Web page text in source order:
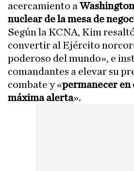
acercamiento a
nuclear de la mesa de
Según la KCNA, Kim
convertir al Ejército
poderoso del mundo», e
comandantes a elevar su
combate y «permanecer en
máxima alerta».